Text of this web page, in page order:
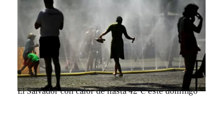
El Salvador con calor de hasta 42°C este domingo